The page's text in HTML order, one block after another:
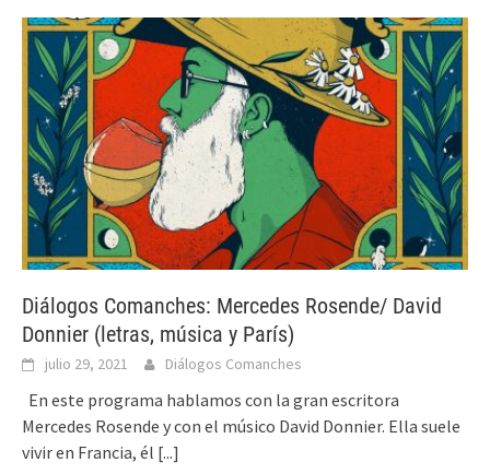
Diálogos Comanches: Mercedes Rosende/ David
Donnier (letras, música y París)
julio 29, 2021 Diálogos Comanches
En este programa hablamos con la gran escritora
Mercedes Rosende y con el músico David Donnier. Ella suele
vivir en Francia, él [...]